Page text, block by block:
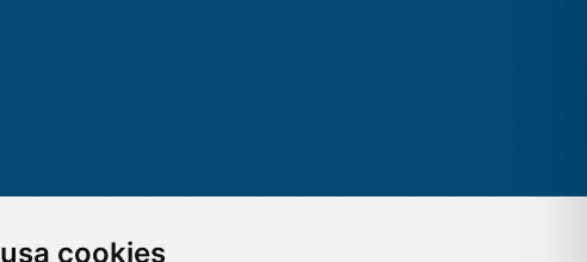
cookies